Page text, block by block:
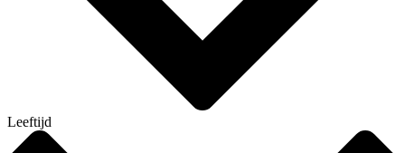
Leeftijd